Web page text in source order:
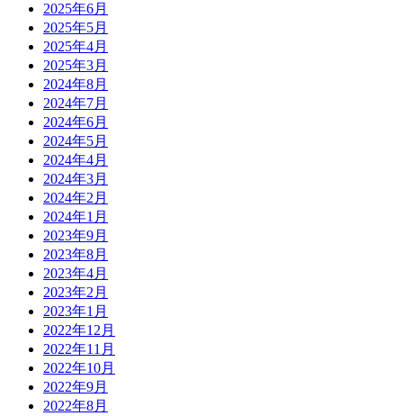
2025年6月
2025年5月
2025年4月
2025年3月
2024年8月
2024年7月
2024年6月
2024年5月
2024年4月
2024年3月
2024年2月
2024年1月
2023年9月
2023年8月
2023年4月
2023年2月
2023年1月
2022年12月
2022年11月
2022年10月
2022年9月
2022年8月